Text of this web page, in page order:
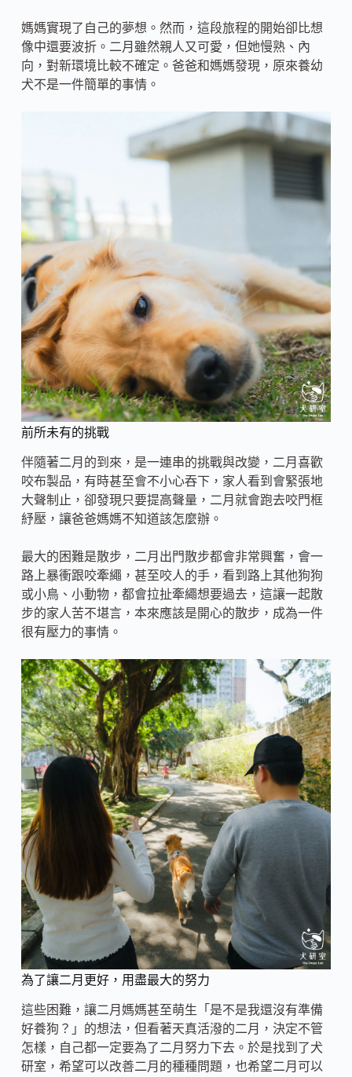
媽媽實現了自己的夢想。然而，這段旅程的開始卻比想
像中還要波折。二月雖然親人又可愛，但她慢熟、內
向，對新環境比較不確定。爸爸和媽媽發現，原來養幼
犬不是一件簡單的事情。
前所未有的挑戰
伴隨著二月的到來，是一連串的挑戰與改變，二月喜歡
咬布製品，有時甚至會不小心吞下，家人看到會緊張地
大聲制止，卻發現只要提高聲量，二月就會跑去咬門框
紓壓，讓爸爸媽媽不知道該怎麼辦。
最大的困難是散步，二月出門散步都會非常興奮，會一
路上暴衝跟咬牽繩，甚至咬人的手，看到路上其他狗狗
或小鳥、小動物，都會拉扯牽繩想要過去，這讓一起散
步的家人苦不堪言，本來應該是開心的散步，成為一件
很有壓力的事情。
為了讓二月更好，用盡最大的努力
這些困難，讓二月媽媽甚至萌生「是不是我還沒有準備
好養狗？」的想法，但看著天真活潑的二月，決定不管
怎樣，自己都一定要為了二月努力下去。於是找到了犬
研室，希望可以改善二月的種種問題，也希望二月可以